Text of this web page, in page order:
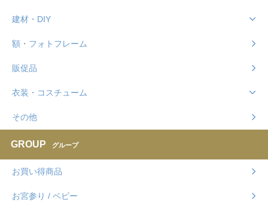
建材・DIY
額・フォトフレーム
販促品
衣装・コスチューム
その他
GROUP グループ
お買い得商品
お宮参り / ベビー